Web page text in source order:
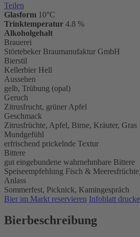
Teilen
Glasform 10°C
Trinktemperatur 4.8 %
Alkoholgehalt
Brauerei
Störtebeker Braumanufaktur GmbH
Bierstil
Kellerbier Hell
Aussehen
gelb, Trübung (opal)
Geruch
Zitrusfrucht, grüner Apfel
Geschmack
Zitrusfrüchte, Apfel, Birne, Kräuter, Gras
Mundgefühl
erfrischend prickelnde Textur
Bittere
gut eingebundene wahrnehmbare Bittere
Speiseempfehlung Fisch & Meeresfrüchte,
Anlass
Sommerfest, Picknick, Kamingespräch
Bier im Markt reservieren Infoblatt
Bierbeschreibung